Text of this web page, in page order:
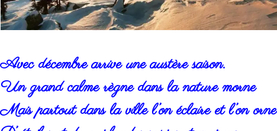
Avec décembre arrive une austère saison.
Un grand calme règne dans la nature morne
Mais partout dans la ville l’on éclaire et l’on orne